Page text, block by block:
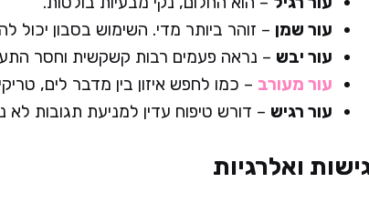
עור שמן – זוהר ביותר מדי. השימוש בסבון יכול
עור יבש – נראה פעמים רבות קשקשית וחסר
עור מעורב – כמו לחפש איזון בין מדבר לים,
עור רגיש – דורש טיפוח עדין למניעת תגובות לא
ואלרגיות